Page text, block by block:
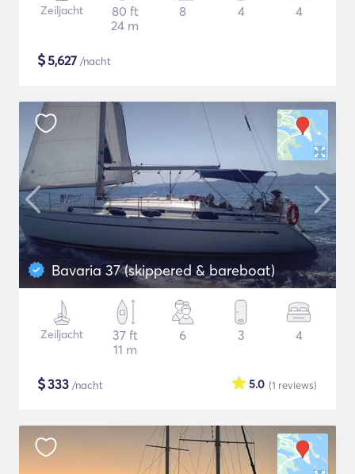
Zeiljacht
80 ft
24 m
8 4 4
$5,627 /nacht
Bavaria 37 (skippered & bareboat)
Zeiljacht
37 ft
11 m
6 3 4
$333 /nacht (1 reviews)
5.0